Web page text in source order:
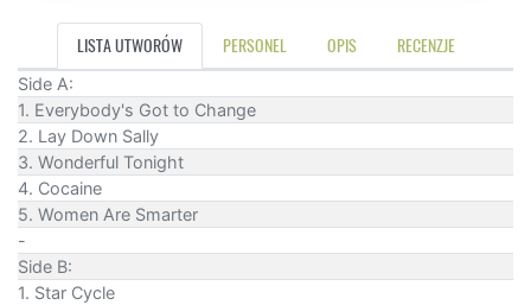
LISTA UTWORÓW PERSONEL OPIS RECENZJE
Side A:
1. Everybody's Got to Change
2. Lay Down Sally
3. Wonderful Tonight
4. Cocaine
5. Women Are Smarter
-
Side B:
1. Star Cycle